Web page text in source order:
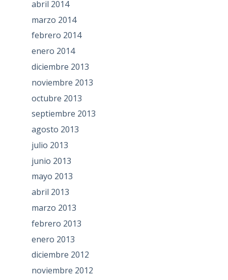
abril 2014
marzo 2014
febrero 2014
enero 2014
diciembre 2013
noviembre 2013
octubre 2013
septiembre 2013
agosto 2013
julio 2013
junio 2013
mayo 2013
abril 2013
marzo 2013
febrero 2013
enero 2013
diciembre 2012
noviembre 2012